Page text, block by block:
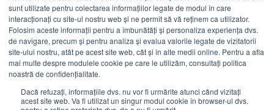
sunt utilizate pentru colectarea informațiilor legate de modul în care
interacționați cu site-ul nostru web și ne permit să vă reținem ca utilizator.
Folosim aceste informații pentru a îmbunătăți și personaliza experiența dvs.
de navigare, precum și pentru analiza și evalua valorile legate de vizitatorii
site-ului nostru, atât pe acest site web, cât și în alte medii online. Pentru a afla
mai multe despre modulele cookie pe care le utilizăm, consultați politica
noastră de confidențialitate.
Dacă refuzați, informațiile dvs. nu vor fi urmărite atunci când vizitați
acest site web. Va fi utilizat un singur modul cookie în browser-ul dvs.
ESTICO S.R.L.
CIF: RO1094402.
Reg.Com: J08/469/1991.